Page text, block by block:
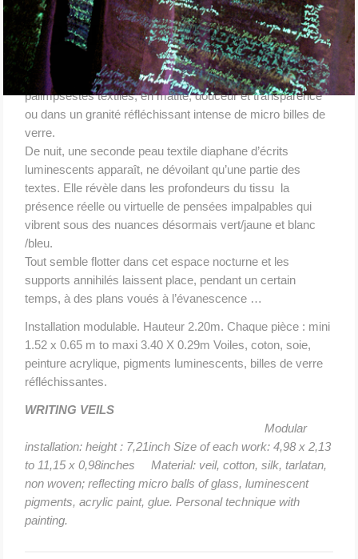
VOILES D’ÉCRITURE
De jour, selon la lumière, l’écriture émerge de ces
palimpsestes textiles, en matité, douceur et transparence
ou dans un granité réfléchissant intense de micro billes de
verre.
De nuit, une seconde peau textile diaphane d’écrits
luminescents apparaît, ne dévoilant qu’une partie des
textes. Elle révèle dans les profondeurs du tissu la
présence réelle ou virtuelle de pensées impalpables qui
vibrent sous des nuances désormais vert/jaune et blanc
/bleu.
Tout semble flotter dans cet espace nocturne et les
supports annihilés laissent place, pendant un certain
temps, à des plans voués à l’évanescence …
Installation modulable. Hauteur 2.20m. Chaque pièce : mini
1.52 x 0.65 m to maxi 3.40 X 0.29m Voiles, coton, soie,
peinture acrylique, pigments luminescents, billes de verre
réfléchissantes.
WRITING VEILS
Modular
installation: height : 7,21inch Size of each work: 4,98 x 2,13
to 11,15 x 0,98inches Material: veil, cotton, silk, tarlatan,
non woven; reflecting micro balls of glass, luminescent
pigments, acrylic paint, glue. Personal technique with
painting.